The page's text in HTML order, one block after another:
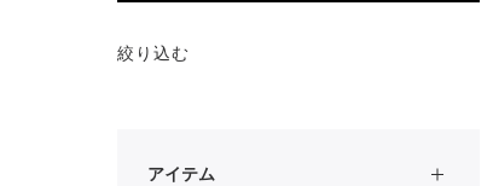
絞り込む
アイテム